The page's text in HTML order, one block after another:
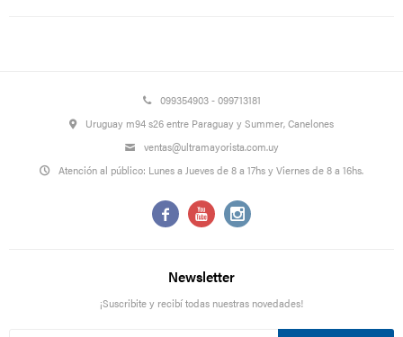
099354903 - 099713181
Uruguay m94 s26 entre Paraguay y Summer, Canelones
ventas@ultramayorista.com.uy
Atención al público: Lunes a Jueves de 8 a 17hs y Viernes de 8 a 16hs.
  
Newsletter
¡Suscribite y recibí todas nuestras novedades!